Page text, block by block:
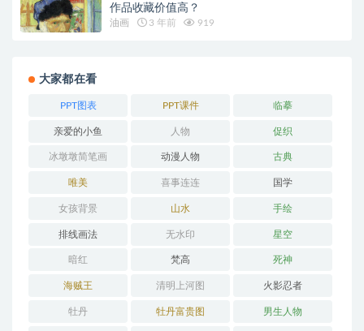
作品收藏价值高？
油画 3 年前 919
大家都在看
PPT图表 PPT课件 临摹
亲爱的小鱼 人物 促织
冰墩墩简笔画 动漫人物 古典
唯美 喜事连连 国学
女孩背景 山水 手绘
排线画法 无水印 星空
暗红 梵高 死神
海贼王 清明上河图 火影忍者
牡丹 牡丹富贵图 男生人物